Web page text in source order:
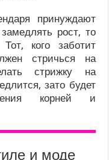
принуждают
рост, то
кого заботит
стричься на
стрижку на
зато будет
корней и
и моде